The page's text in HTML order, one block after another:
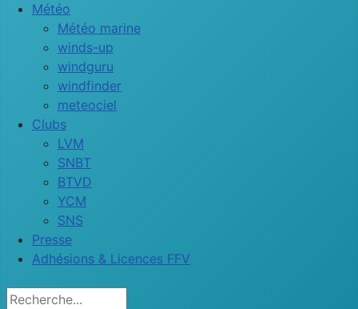
Météo
Météo marine
winds-up
windguru
windfinder
meteociel
Clubs
LVM
SNBT
BTVD
YCM
SNS
Presse
Adhésions & Licences FFV
Rechercher